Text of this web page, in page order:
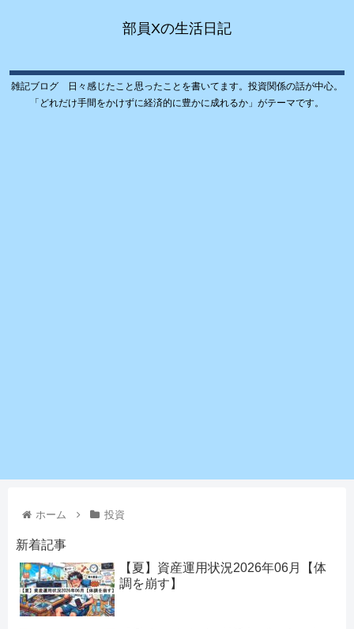
部員Xの生活日記
雑記ブログ 日々感じたこと思ったことを書いてます。投資関係の話が中心。
「どれだけ手間をかけずに経済的に豊かに成れるか」がテーマです。
ホーム 投資
新着記事
【夏】資産運用状況2026年06月【体
調を崩す】